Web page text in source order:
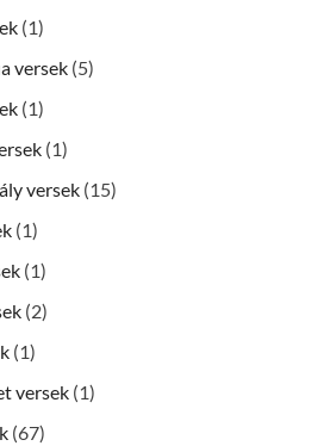
(1)
versek (5)
(1)
(1)
versek (15)
(1)
(1)
(2)
(1)
versek (1)
(67)